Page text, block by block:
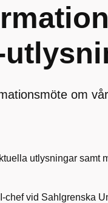
om
utlysningar samt
chef vid Sahlgrenska